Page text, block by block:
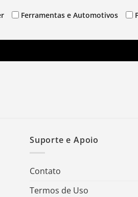
Ferramentas e Automotivos
Suporte e Apoio
Contato
Termos de Uso